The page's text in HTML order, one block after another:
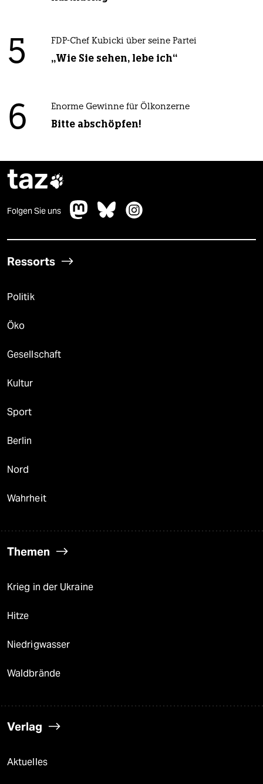
5 FDP-Chef Kubicki über seine Partei
„Wie Sie sehen, lebe ich“
6 Enorme Gewinne für Ölkonzerne
Bitte abschöpfen!
taz
Folgen Sie uns
Ressorts
Politik
Öko
Gesellschaft
Kultur
Sport
Berlin
Nord
Wahrheit
Themen
Krieg in der Ukraine
Hitze
Niedrigwasser
Waldbrände
Verlag
Aktuelles